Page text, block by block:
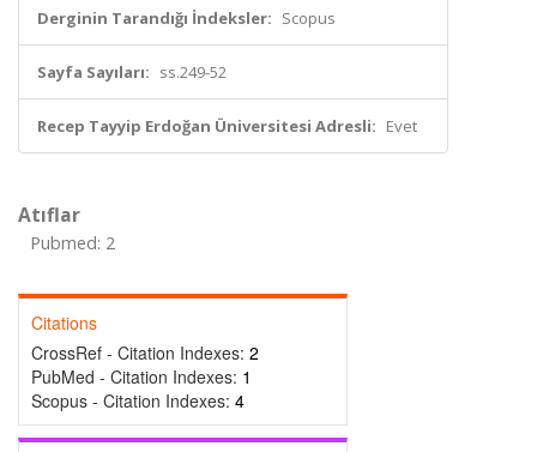
Derginin Tarandığı İndeksler: Scopus
Sayfa Sayıları: ss.249-52
Recep Tayyip Erdoğan Üniversitesi Adresli: Evet
Atıflar
Pubmed: 2
Citations
CrossRef - Citation Indexes: 2
PubMed - Citation Indexes: 1
Scopus - Citation Indexes: 4